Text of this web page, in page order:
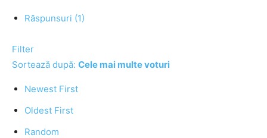
Răspunsuri (1)
Filter
Sortează după: Cele mai multe voturi
Newest First
Oldest First
Random